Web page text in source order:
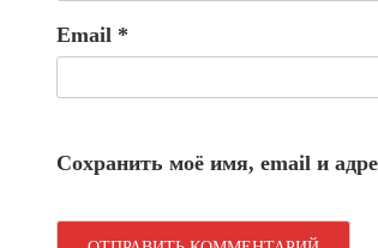
Email *
Сохранить моё имя, email и